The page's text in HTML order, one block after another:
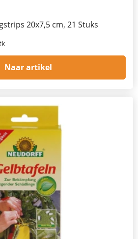
20x7,5 cm, 21 Stuks
Naar artikel